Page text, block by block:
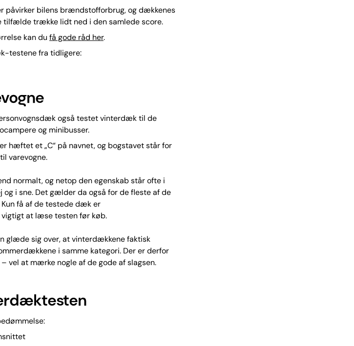
påvirker bilens brændstofforbrug, og dækkenes
tilfælde trække lidt ned i den samlede score.
kan du få gode råd her.
testene fra tidligere:
også testet vinterdæk til de
og minibusser.
hæftet et „C“ på navnet, og bogstavet står for
varevogne.
normalt, og netop den egenskab står ofte i
i sne. Det gælder da også for de fleste af de
få af de testede dæk er
at læse testen før køb.
glæde sig over, at vinterdækkene faktisk
i samme kategori. Der er derfor
vel at mærke nogle af de gode af slagsen.